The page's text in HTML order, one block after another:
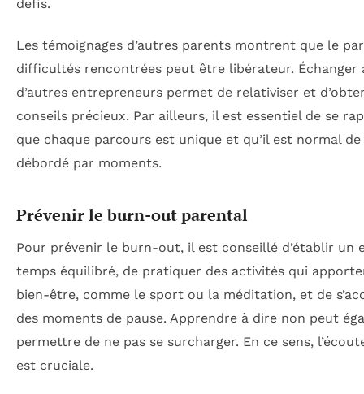
défis.
Les témoignages d’autres parents montrent que le
difficultés rencontrées peut être libérateur. Échanger
d’autres entrepreneurs permet de relativiser et
conseils précieux. Par ailleurs, il est essentiel de se
que chaque parcours est unique et qu’il est normal
débordé par moments.
Prévenir le burn-out parental
Pour prévenir le burn-out, il est conseillé d’établir un
temps équilibré, de pratiquer des activités qui
bien-être, comme le sport ou la méditation, et de
des moments de pause. Apprendre à dire non peut
permettre de ne pas se surcharger. En ce sens,
est cruciale.